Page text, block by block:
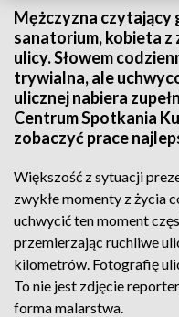
Mężczyzna czytający
sanatorium, kobieta z
ulicy. Słowem
trywialna, ale
ulicznej nabiera
Centrum Spotkania
zobaczyć prace
Większość z sytuacji
zwykłe momenty z życia
uchwycić ten moment
przemierzając ruchliwe
kilometrów. Fotografię
To nie jest zdjęcie
forma malarstwa.